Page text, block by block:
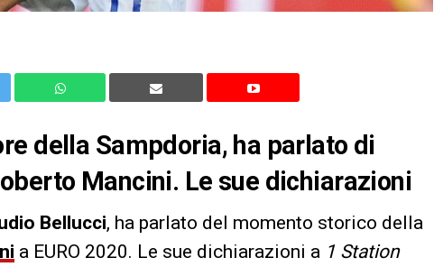
della Sampdoria, ha parlato di
Mancini. Le sue dichiarazioni
Bellucci, ha parlato del momento storico della
a EURO 2020. Le sue dichiarazioni a 1 Station